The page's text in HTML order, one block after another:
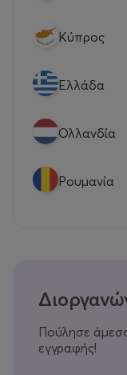
Κύπρος
Eλλάδα
Ολλανδία
Ρουμανία
Πούλησε
εγγραφής!